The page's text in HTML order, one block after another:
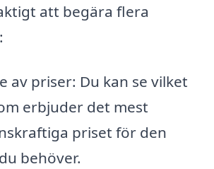
att begära flera
av priser: Du kan se vilket
erbjuder det mest
priset för den
behöver.